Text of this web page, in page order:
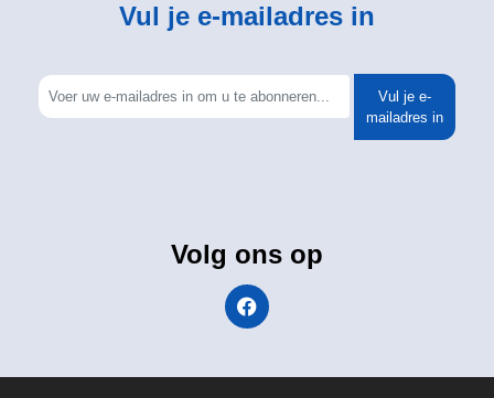
Vul je e-mailadres in
Vul je e-
mailadres in
Volg ons op